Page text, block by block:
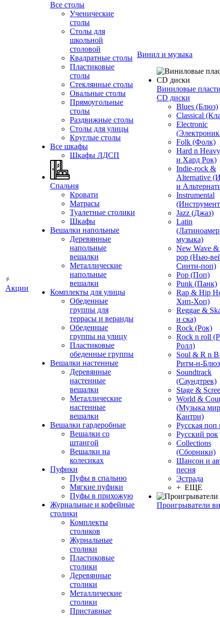
Акции
Все столы
Ученические
столы
Столы для
школьной
столовой
Квадратные столы
Пластиковые
столы
Стеклянные столы
Овальные столы
Прямоугольные
столы
Раздвижные столы
Столы для улицы
Круглые столы
Все шкафы
Шкафы ЛДСП
Спальня
Кровати
Матрасы
Туалетные столики
Шкафы
Вешалки напольные
Деревянные
напольные
вешалки
Металлические
напольные
вешалки
Комплекты для улицы
Обеденные
группы для
террасы и веранды
Обеденные
группы на улицу
Пластиковые
обеденные группы
Вешалки настенные
Деревянные
настенные
вешалки
Металлические
настенные
вешалки
Вешалки гардеробные
Вешалки со
штангой
Вешалки на
колесиках
Пуфики
Пуфы в спальню
Мягкие пуфики
Пуфы в прихожую
Журнальные и кофейные
столики
Комплекты
столиков
Журнальные
столики
Пластиковые
столики
Деревянные
столики
Металлические
столики
Приставные
Винил и музыка
Виниловые
CD диски
Blues (Блюз)
Classical
Electronic
Folk (Фолк)
Hard n
и Хард Рок)
Indie-rock &
Alternative
и
Instrumental
Jazz (Джаз)
Latin
музыка)
New Wave
pop (Нью-
Синти-поп)
Pop (Поп)
Punk (Панк)
Rap & Hip
Хип-Хоп)
Reggae &
и ска)
Rock (Рок)
Rock n roll
Ролл)
Soul & R n
Ритм-н-
Soundtrack
(Саундтрек)
Stage &
World &
(Музыка
Кантри)
Русская поп
Русский рок
Сollections
(Сборники)
Шансон и
песня
Эстрада
+ ЕЩЕ
Проигрыватели